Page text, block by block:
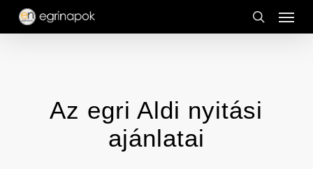
Skip
search
Menu
Az egri Aldi nyitási
ajánlatai